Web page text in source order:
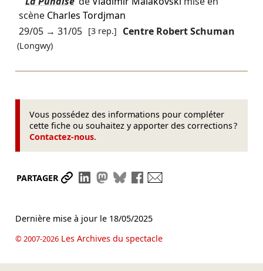
scène Charles Tordjman
29/05→ 31/05 [3 rep.] Centre Robert Schuman
(Longwy)
Vous possédez des informations pour compléter
cette fiche ou souhaitez y apporter des corrections ?
Contactez-nous.
PARTAGER Partager le lien
Partager sur LinkedIn
Partager sur Mastodon
Partager sur Bluesky
Partager sur Facebook
Dernière mise à jour le 18/05/2025
© 2007-2026Les Archives du spectacle